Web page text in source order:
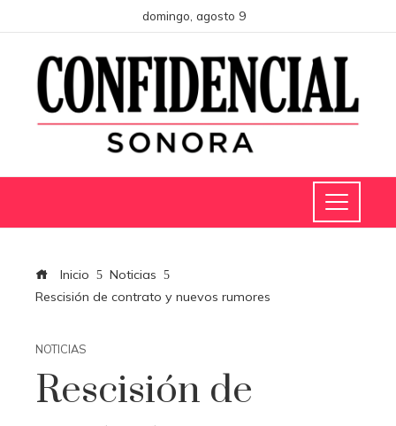
domingo, agosto 9
Inicio
Noticias
Rescisión de contrato y nuevos rumores
NOTICIAS
Rescisión de